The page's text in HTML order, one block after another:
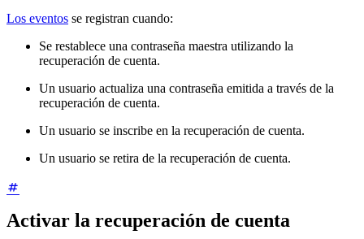
Los eventos se registran cuando:
Se restablece una contraseña maestra utilizando la
recuperación de cuenta.
Un usuario actualiza una contraseña emitida a través de la
recuperación de cuenta.
Un usuario se inscribe en la recuperación de cuenta.
Un usuario se retira de la recuperación de cuenta.
Activar la recuperación de cuenta